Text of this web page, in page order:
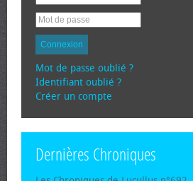
Connexion
Mot de passe oublié ?
Identifiant oublié ?
Créer un compte
Dernières Chroniques